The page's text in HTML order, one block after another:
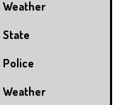
Weather
State
Police
Weather